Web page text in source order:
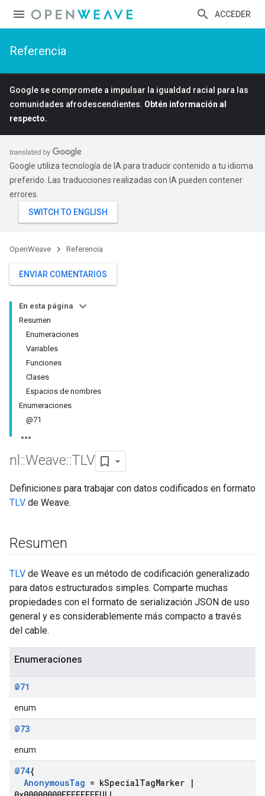
ACCEDER
Referencia
Google se compromete a impulsar la igualdad racial para las
comunidades afrodescendientes. Obtén información al
respecto.
Google utiliza tecnología de IA para traducir contenido a tu idioma
preferido. Las traducciones realizadas con IA pueden contener
errores.
OpenWeave Referencia
ENVIAR COMENTARIOS
En esta página
Resumen
Enumeraciones
Variables
Funciones
Clases
Espacios de nombres
Enumeraciones
@71
nl ::Weave::TLV
Definiciones para trabajar con datos codificados en formato
TLV de Weave.
Resumen
TLV de Weave es un método de codificación generalizado
para datos estructurados simples. Comparte muchas
propiedades con el formato de serialización JSON de uso
general y es considerablemente más compacto a través
del cable.
Enumeraciones
@71
enum
@73
enum
@74{
AnonymousTag = kSpecialTagMarker
|